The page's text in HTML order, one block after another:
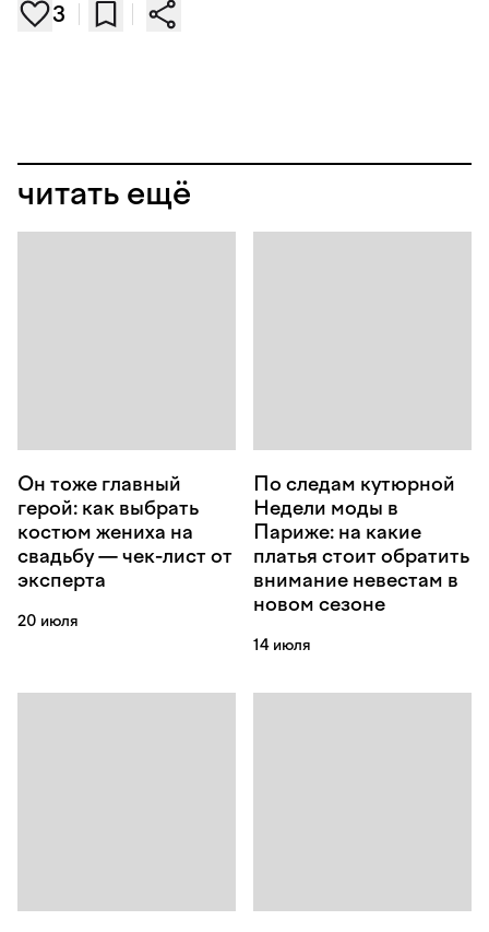
3
читать ещё
Он тоже главный
герой: как выбрать
костюм жениха на
свадьбу — чек-лист от
эксперта
20 июля
По следам кутюрной
Недели моды в
Париже: на какие
платья стоит обратить
внимание невестам в
новом сезоне
14 июля